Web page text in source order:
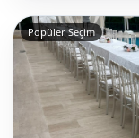
Popüler Seçim